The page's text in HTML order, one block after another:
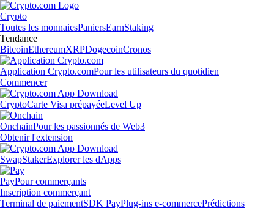
Crypto
Toutes les monnaiesPaniersEarnStaking
Tendance
BitcoinEthereumXRPDogecoinCronos
Application Crypto.comPour les utilisateurs du quotidien
Commencer
CryptoCarte Visa prépayéeLevel Up
OnchainPour les passionnés de Web3
Obtenir l'extension
SwapStakerExplorer les dApps
PayPour commerçants
Inscription commerçant
Terminal de paiementSDK PayPlug-ins e-commercePrédictions